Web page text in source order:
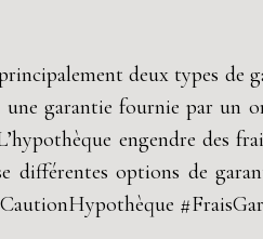
deux types de
garantie fournie par un
engendre des
différentes options de